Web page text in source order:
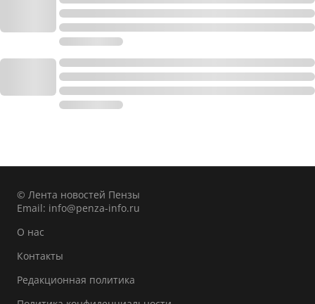
© Лента новостей Пензы
Email: info@penza-info.ru
О нас
Контакты
Редакционная политика